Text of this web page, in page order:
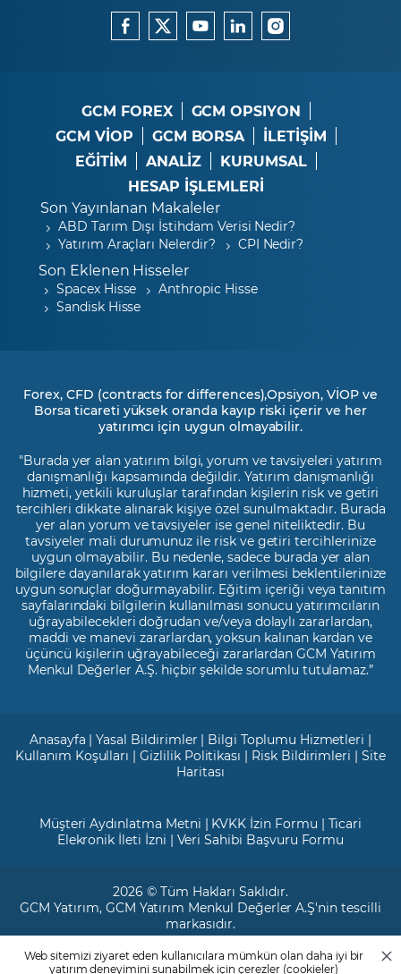
GCM FOREX
GCM OPSIYON
GCM VİOP
GCM BORSA
İLETİŞİM
EĞİTİM
ANALİZ
KURUMSAL
HESAP İŞLEMLERİ
Son Yayınlanan Makaleler
ABD Tarım Dışı İstihdam Verisi Nedir?
Yatırım Araçları Nelerdir?
CPI Nedir?
Son Eklenen Hisseler
Spacex Hisse
Anthropic Hisse
Sandisk Hisse
Forex, CFD (contracts for differences),Opsiyon, VİOP ve
Borsa ticareti yüksek oranda kayıp riski içerir ve her
yatırımcı için uygun olmayabilir.
"Burada yer alan yatırım bilgi, yorum ve tavsiyeleri yatırım
danışmanlığı kapsamında değildir. Yatırım danışmanlığı
hizmeti, yetkili kuruluşlar tarafından kişilerin risk ve getiri
tercihleri dikkate alınarak kişiye özel sunulmaktadır. Burada
yer alan yorum ve tavsiyeler ise genel niteliktedir. Bu
tavsiyeler mali durumunuz ile risk ve getiri tercihlerinize
uygun olmayabilir. Bu nedenle, sadece burada yer alan
bilgilere dayanılarak yatırım kararı verilmesi beklentilerinize
uygun sonuçlar doğurmayabilir. Eğitim içeriği veya tanıtım
sayfalarındaki bilgilerin kullanılması sonucu yatırımcıların
uğrayabilecekleri doğrudan ve/veya dolaylı zararlardan,
maddi ve manevi zararlardan, yoksun kalınan kardan ve
üçüncü kişilerin uğrayabileceği zararlardan GCM Yatırım
Menkul Değerler A.Ş. hiçbir şekilde sorumlu tutulamaz.”
Anasayfa |Yasal Bildirimler | Bilgi Toplumu Hizmetleri |
Kullanım Koşulları |Gizlilik Politikası | Risk Bildirimleri |Site
Haritası
Müşteri Aydınlatma Metni | KVKK İzin Formu | Ticari
Elekronik İleti İzni | Veri Sahibi Başvuru Formu
2026 © Tüm Hakları Saklıdır.
GCM Yatırım, GCM Yatırım Menkul Değerler A.Ş'nin tescilli
markasıdır.
Ticari Sicil No: 799649
Web sitemizi ziyaret eden kullanıcılara mümkün olan daha iyi bir
yatırım deneyimini sunabilmek için çerezler (cookieler)